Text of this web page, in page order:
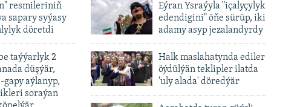
resmileriniň
sapary syýasy
döretdi
taýýarlyk 2
düşýär,
gapy aýlanyp,
soraýan
Eýran Ysraýyla "içalyçylyk
edendigini" öňe sürüp, iki
adamy asyp jezalandyrdy
Halk maslahatynda ediler
öýdülýän teklipler ilatda
'uly alada' döredýär